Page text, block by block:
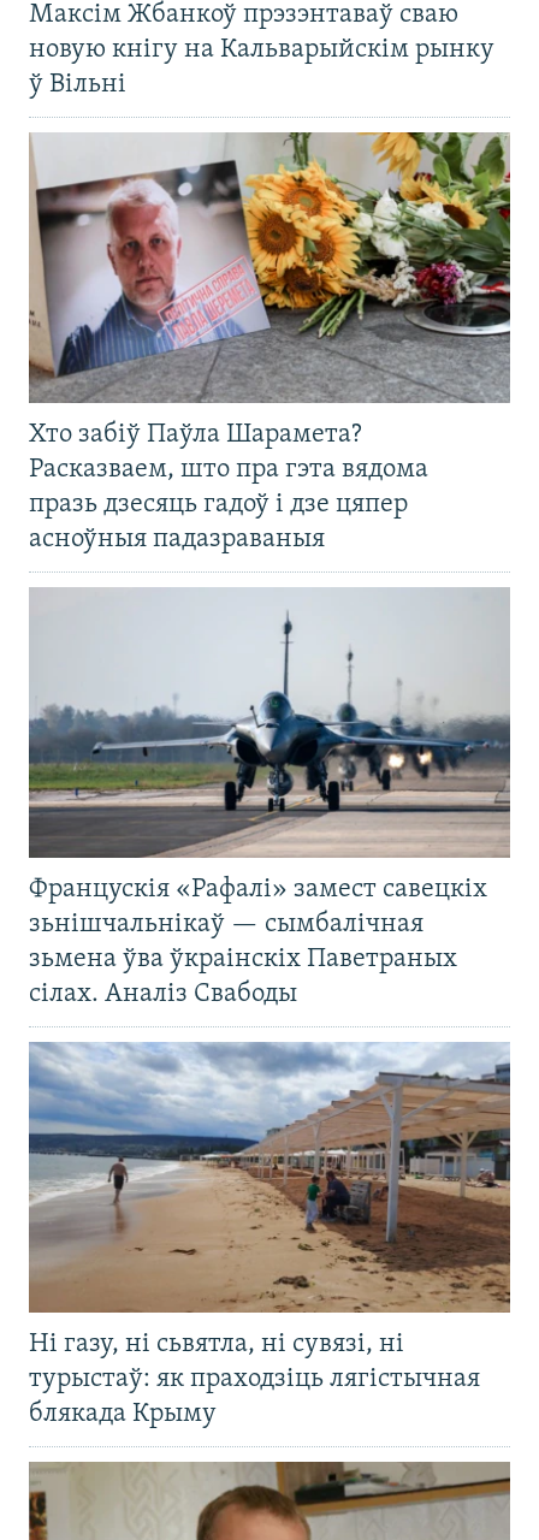
Максім Жбанкоў прэзэнтаваў сваю
новую кнігу на Кальварыйскім рынку
ў Вільні
Хто забіў Паўла Шарамета?
Расказваем, што пра гэта вядома
празь дзесяць гадоў і дзе цяпер
асноўныя падазраваныя
Францускія «Рафалі» замест савецкіх
зьнішчальнікаў — сымбалічная
зьмена ўва ўкраінскіх Паветраных
сілах. Аналіз Свабоды
Ні газу, ні сьвятла, ні сувязі, ні
турыстаў: як праходзіць лягістычная
блякада Крыму